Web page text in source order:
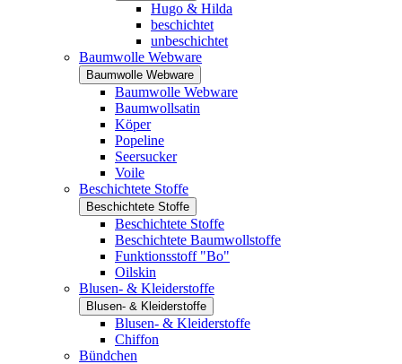
Hugo & Hilda
beschichtet
unbeschichtet
Baumwolle Webware
Baumwolle Webware
Baumwolle Webware
Baumwollsatin
Köper
Popeline
Seersucker
Voile
Beschichtete Stoffe
Beschichtete Stoffe
Beschichtete Stoffe
Beschichtete Baumwollstoffe
Funktionsstoff "Bo"
Oilskin
Blusen- & Kleiderstoffe
Blusen- & Kleiderstoffe
Blusen- & Kleiderstoffe
Chiffon
Bündchen